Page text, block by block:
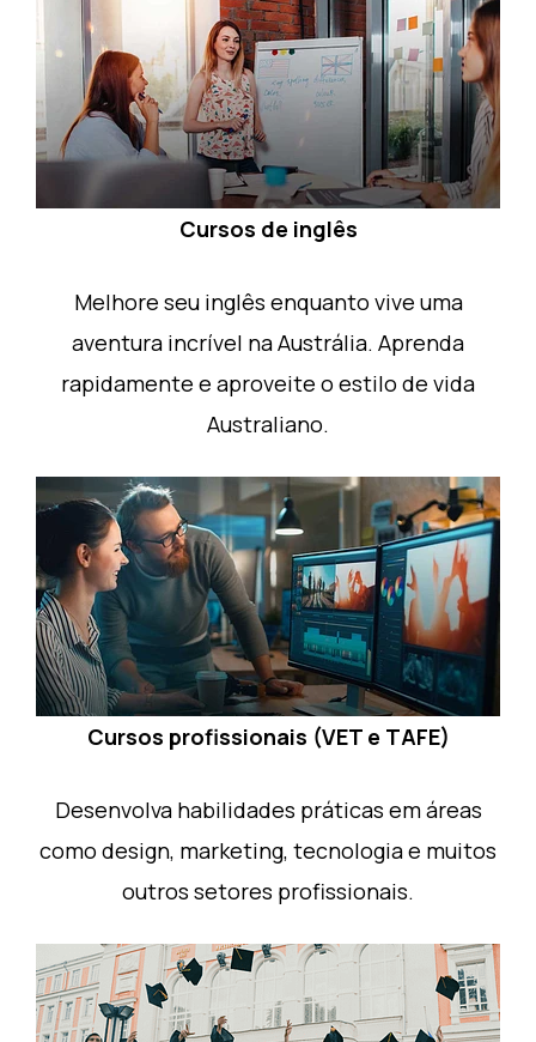
Cursos de inglês
Melhore seu inglês enquanto vive uma
aventura incrível na Austrália. Aprenda
rapidamente e aproveite o estilo de vida
Australiano.
Cursos profissionais (VET e TAFE)
Desenvolva habilidades práticas em áreas
como design, marketing, tecnologia e muitos
outros setores profissionais.